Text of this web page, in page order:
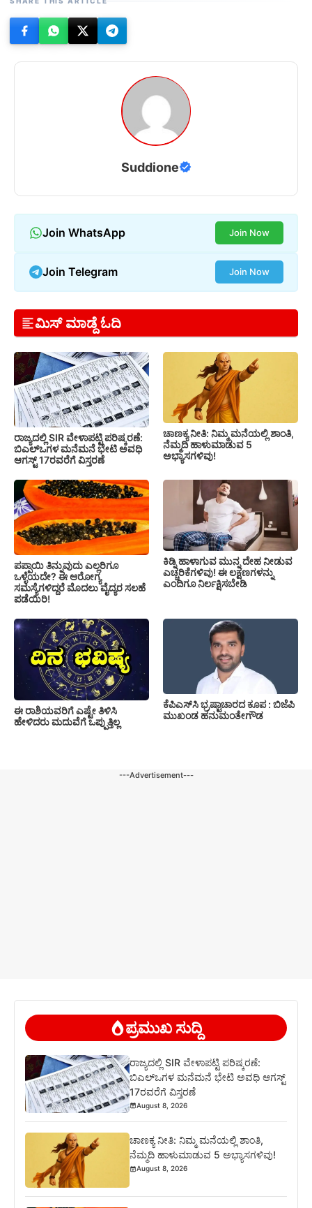
Suddione
Join WhatsApp Join Now
Join Telegram Join Now
ಮಿಸ್ ಮಾಡ್ದೆ ಓದಿ
ರಾಜ್ಯದಲ್ಲಿ SIR ವೇಳಾಪಟ್ಟಿ ಪರಿಷ್ಕರಣೆ:
ಬಿಎಲ್‌ಒಗಳ ಮನೆಮನೆ ಭೇಟಿ ಅವಧಿ
ಆಗಸ್ಟ್ 17ರವರೆಗೆ ವಿಸ್ತರಣೆ
ಚಾಣಕ್ಯ ನೀತಿ: ನಿಮ್ಮ ಮನೆಯಲ್ಲಿ ಶಾಂತಿ,
ನೆಮ್ಮದಿ ಹಾಳುಮಾಡುವ 5
ಅಭ್ಯಾಸಗಳಿವು!
ಪಪ್ಪಾಯಿ ತಿನ್ನುವುದು ಎಲ್ಲರಿಗೂ
ಒಳ್ಳೆಯದೇ? ಈ ಆರೋಗ್ಯ
ಸಮಸ್ಯೆಗಳಿದ್ದರೆ ಮೊದಲು ವೈದ್ಯರ ಸಲಹೆ
ಪಡೆಯಿರಿ!
ಕಿಡ್ನಿ ಹಾಳಾಗುವ ಮುನ್ನ ದೇಹ ನೀಡುವ
ಎಚ್ಚರಿಕೆಗಳಿವು! ಈ ಲಕ್ಷಣಗಳನ್ನು
ಎಂದಿಗೂ ನಿರ್ಲಕ್ಷಿಸಬೇಡಿ
ಈ ರಾಶಿಯವರಿಗೆ ಎಷ್ಟೇ ತಿಳಿಸಿ
ಹೇಳಿದರು ಮದುವೆಗೆ ಒಪ್ಪುತ್ತಿಲ್ಲ
ಕೆಪಿಎಸ್‍ಸಿ ಭ್ರಷ್ಟಾಚಾರದ ಕೂಪ : ಬಿಜೆಪಿ
ಮುಖಂಡ ಹನುಮಂತೇಗೌಡ
---Advertisement---
ಪ್ರಮುಖ ಸುದ್ದಿ
ರಾಜ್ಯದಲ್ಲಿ SIR ವೇಳಾಪಟ್ಟಿ ಪರಿಷ್ಕರಣೆ:
ಬಿಎಲ್‌ಒಗಳ ಮನೆಮನೆ ಭೇಟಿ ಅವಧಿ ಆಗಸ್ಟ್
17ರವರೆಗೆ ವಿಸ್ತರಣೆ
August 8, 2026
ಚಾಣಕ್ಯ ನೀತಿ: ನಿಮ್ಮ ಮನೆಯಲ್ಲಿ ಶಾಂತಿ,
ನೆಮ್ಮದಿ ಹಾಳುಮಾಡುವ 5 ಅಭ್ಯಾಸಗಳಿವು!
August 8, 2026